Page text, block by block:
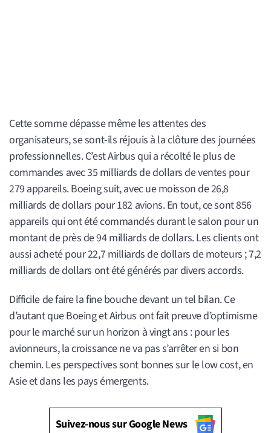
Cette somme dépasse même les attentes des
organisateurs, se sont-ils réjouis à la clôture des journées
professionnelles. C’est Airbus qui a récolté le plus de
commandes avec 35 milliards de dollars de ventes pour
279 appareils. Boeing suit, avec ue moisson de 26,8
milliards de dollars pour 182 avions. En tout, ce sont 856
appareils qui ont été commandés durant le salon pour un
montant de près de 94 milliards de dollars. Les clients ont
aussi acheté pour 22,7 milliards de dollars de moteurs ; 7,2
milliards de dollars ont été générés par divers accords.
Difficile de faire la fine bouche devant un tel bilan. Ce
d’autant que Boeing et Airbus ont fait preuve d’optimisme
pour le marché sur un horizon à vingt ans : pour les
avionneurs, la croissance ne va pas s’arrêter en si bon
chemin. Les perspectives sont bonnes sur le low cost, en
Asie et dans les pays émergents.
Suivez-nous sur Google News